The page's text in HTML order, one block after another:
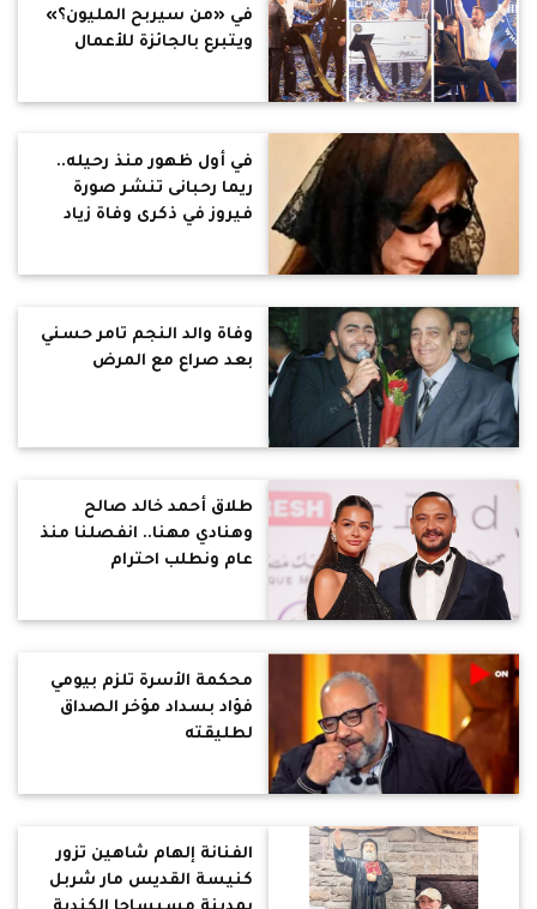
في «من سيربح المليون؟»
ويتبرع بالجائزة للأعمال
في أول ظهور منذ رحيله..
ريما رحبانى تنشر صورة
فيروز في ذكرى وفاة زياد
وفاة والد النجم تامر حسني
بعد صراع مع المرض
طلاق أحمد خالد صالح
وهنادي مهنا.. انفصلنا منذ
عام ونطلب احترام
محكمة الأسرة تلزم بيومي
فؤاد بسداد مؤخر الصداق
لطليقته
الفنانة إلهام شاهين تزور
كنيسة القديس مار شربل